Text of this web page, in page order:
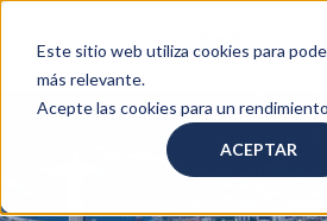
Este sitio web utiliza cookies para
más relevante.
Acepte las cookies para un
ACEPTAR